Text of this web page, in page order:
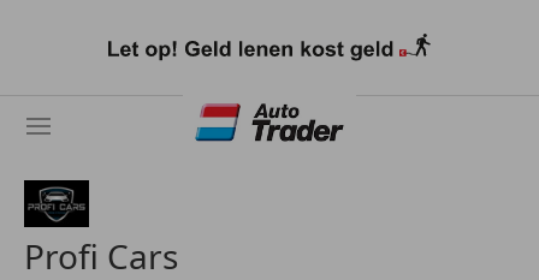
naar
Profi Cars